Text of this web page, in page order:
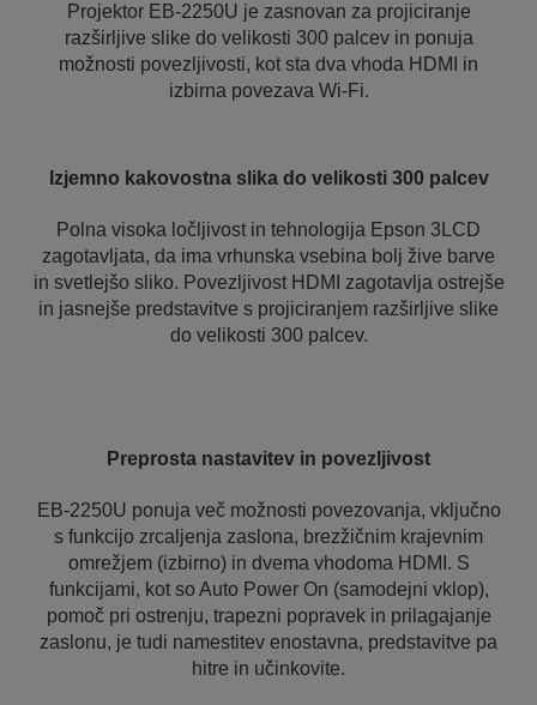
Projektor EB-2250U je zasnovan za projiciranje
razširljive slike do velikosti 300 palcev in ponuja
možnosti povezljivosti, kot sta dva vhoda HDMI in
izbirna povezava Wi-Fi.
Izjemno kakovostna slika do velikosti 300 palcev
Polna visoka ločljivost in tehnologija Epson 3LCD
zagotavljata, da ima vrhunska vsebina bolj žive barve
in svetlejšo sliko. Povezljivost HDMI zagotavlja ostrejše
in jasnejše predstavitve s projiciranjem razširljive slike
do velikosti 300 palcev.
Preprosta nastavitev in povezljivost
EB-2250U ponuja več možnosti povezovanja, vključno
s funkcijo zrcaljenja zaslona, brezžičnim krajevnim
omrežjem (izbirno) in dvema vhodoma HDMI. S
funkcijami, kot so Auto Power On (samodejni vklop),
pomoč pri ostrenju, trapezni popravek in prilagajanje
zaslonu, je tudi namestitev enostavna, predstavitve pa
hitre in učinkovite.